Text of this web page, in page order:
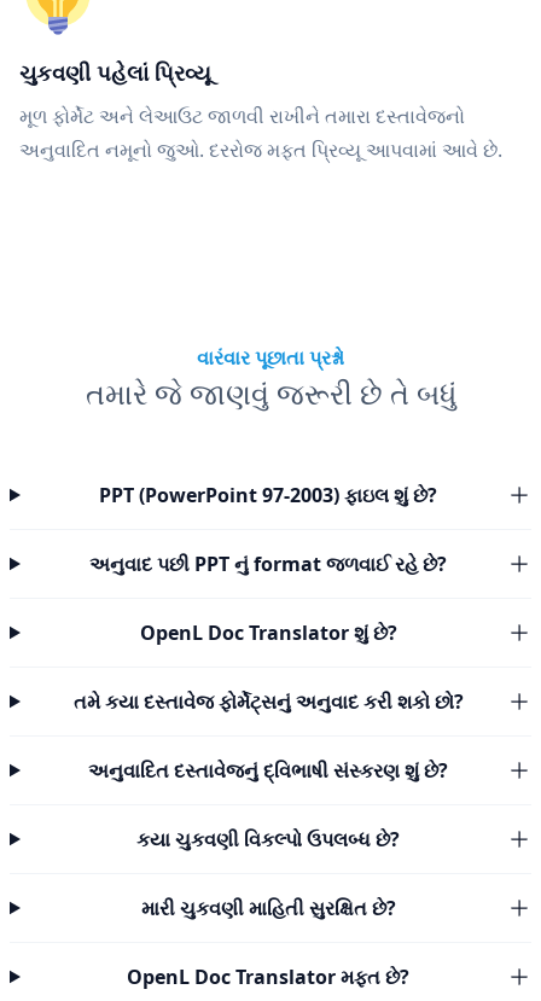
ચુકવણી પહેલાં પ્રિવ્યૂ
મૂળ ફોર્મેટ અને લેઆઉટ જાળવી રાખીને તમારા દસ્તાવેજનો
અનુવાદિત નમૂનો જુઓ. દરરોજ મફત પ્રિવ્યૂ આપવામાં આવે છે.
વારંવાર પૂછાતા પ્રશ્નો
તમારે જે જાણવું જરૂરી છે તે બધું
PPT (PowerPoint 97-2003) ફાઇલ શું છે?
અનુવાદ પછી PPT નું format જળવાઈ રહે છે?
OpenL Doc Translator શું છે?
તમે કયા દસ્તાવેજ ફોર્મેટ્સનું અનુવાદ કરી શકો છો?
અનુવાદિત દસ્તાવેજનું દ્વિભાષી સંસ્કરણ શું છે?
કયા ચુકવણી વિકલ્પો ઉપલબ્ધ છે?
મારી ચુકવણી માહિતી સુરક્ષિત છે?
OpenL Doc Translator મફત છે?